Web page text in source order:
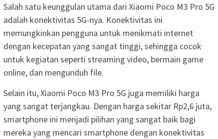
Salah satu keunggulan utama dari Xiaomi Poco M3 Pro 5G
adalah konektivitas 5G-nya. Konektivitas ini
memungkinkan pengguna untuk menikmati internet
dengan kecepatan yang sangat tinggi, sehingga cocok
untuk kegiatan seperti streaming video, bermain game
online, dan mengunduh file.
Selain itu, Xiaomi Poco M3 Pro 5G juga memiliki harga
yang sangat terjangkau. Dengan harga sekitar Rp2,6 juta,
smartphone ini menjadi pilihan yang sangat baik bagi
mereka yang mencari smartphone dengan konektivitas